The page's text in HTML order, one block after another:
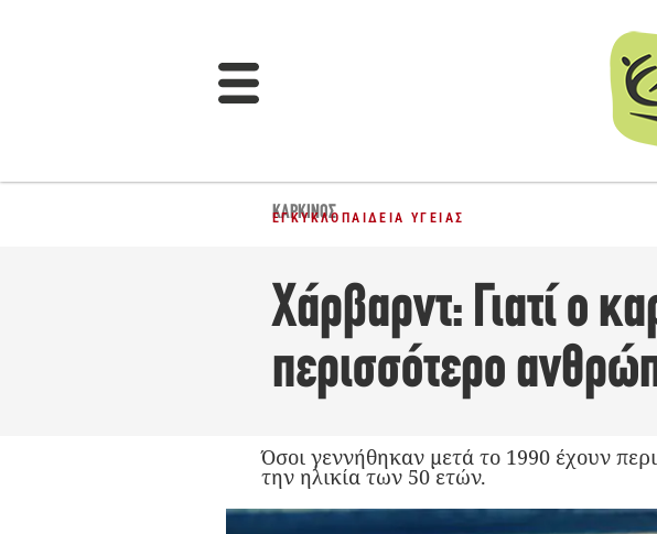
ΚΑΡΚΊΝΟΣ
ΕΓΚΥΚΛΟΠΑΊΔΕΙΑ ΥΓΕΊΑΣ
Χάρβαρντ: Γιατί ο
περισσότερο
Όσοι γεννήθηκαν μετά το 1990 έχουν
την ηλικία των 50 ετών.